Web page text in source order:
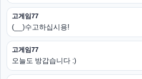
고게임77
(__)수고하십시용!
고게임77
오늘도 방갑습니다 :)